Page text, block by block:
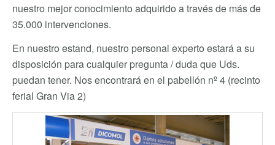
nuestro mejor conocimiento adquirido a través de más de
35.000 intervenciones.
En nuestro estand, nuestro personal experto estará a su
disposición para cualquier pregunta / duda que Uds.
puedan tener. Nos encontrará en el pabellón nº 4 (recinto
ferial Gran Via 2)